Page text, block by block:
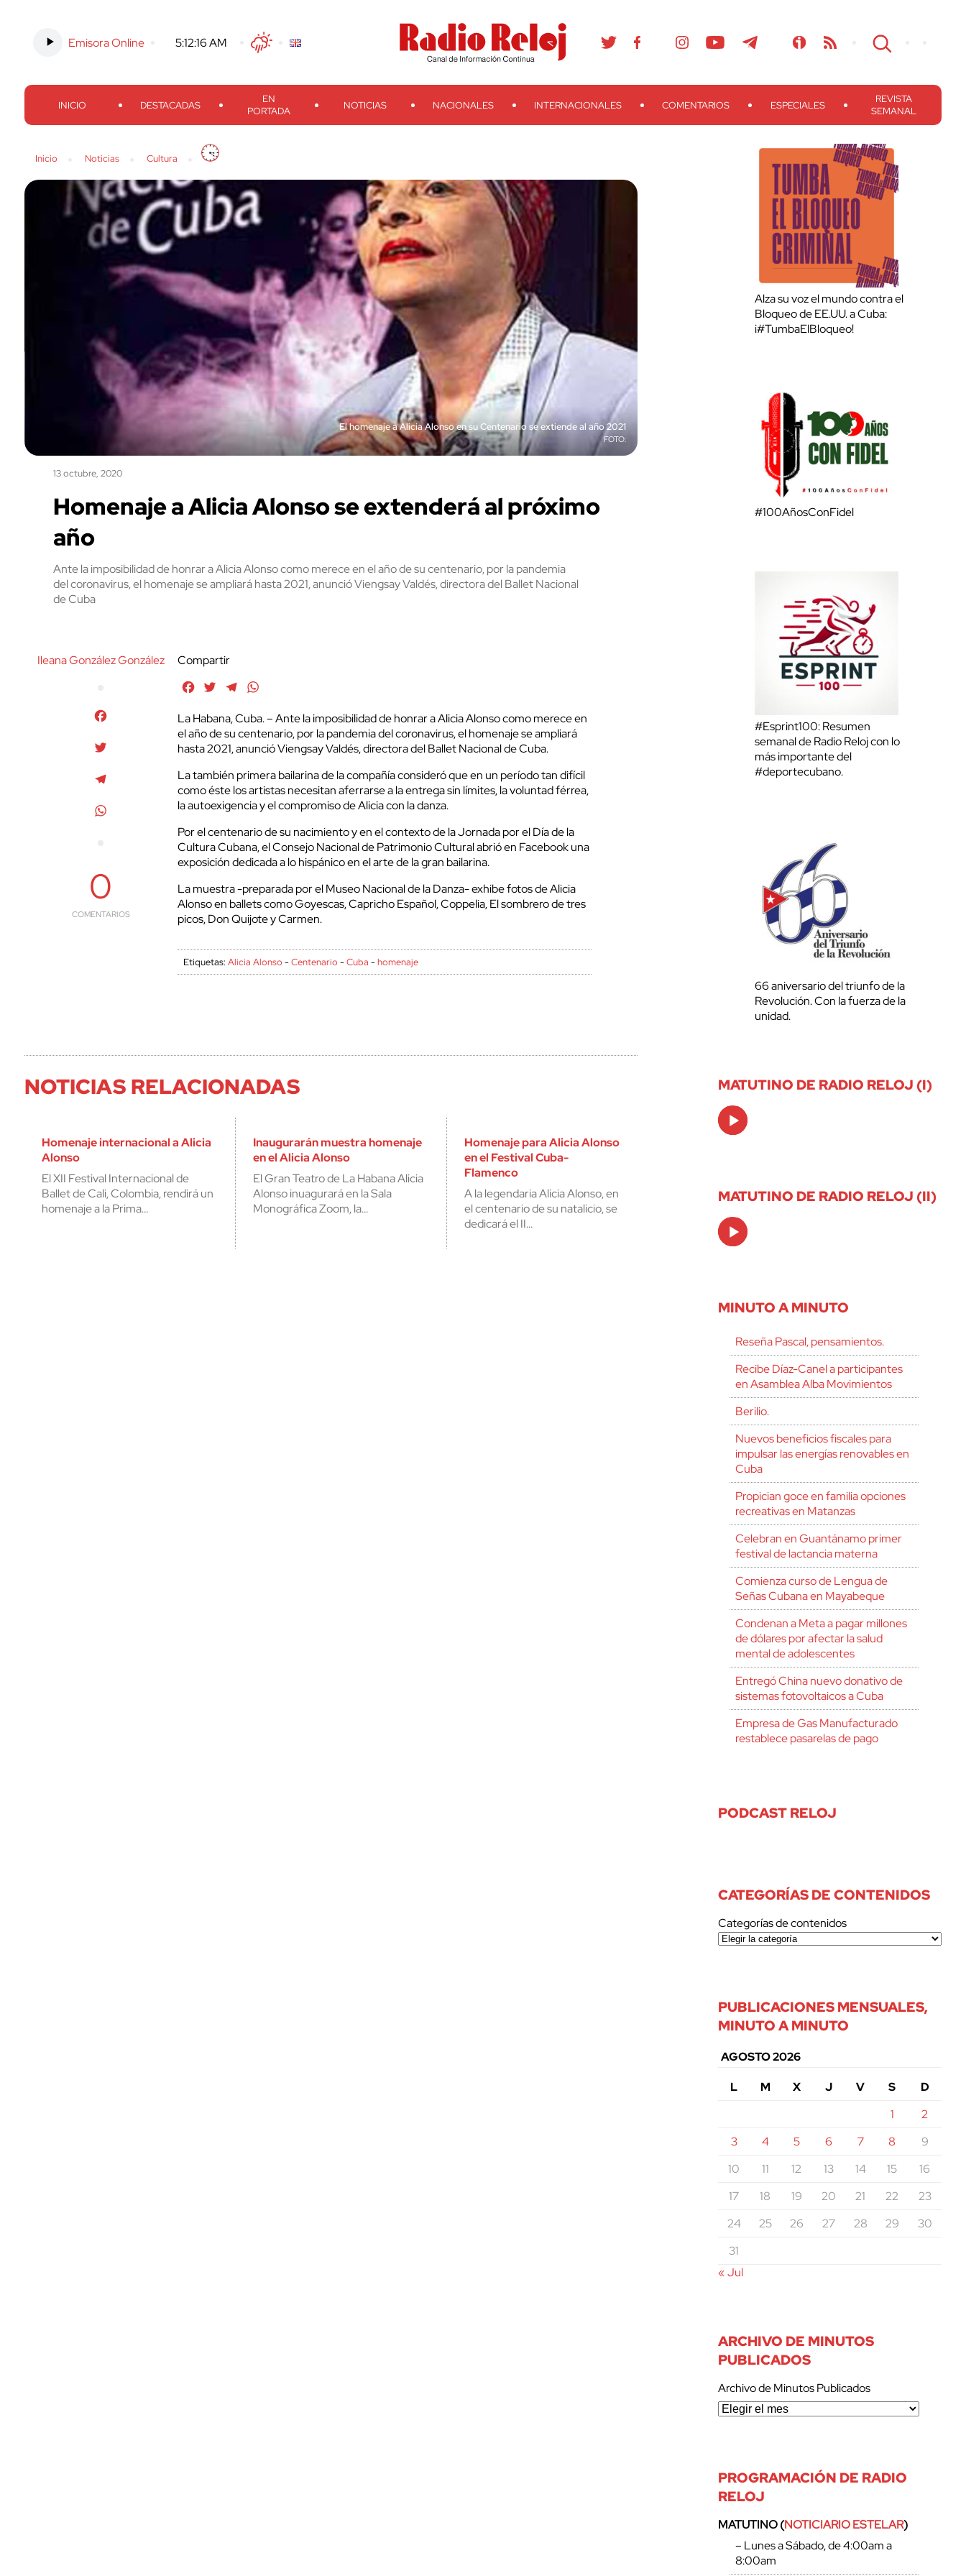
Emisora Online -5:12:17 AM TwitterFacebook
Threads
Instagram TelegramTeveo Ivoox RSS Search
INICIO DESTACADAS
EN
PORTADA
NOTICIAS NACIONALES INTERNACIONALES COMENTARIOS ESPECIALES
REVISTA
SEMANAL
Inicio Noticias Cultura
El homenaje a Alicia Alonso en su Centenario se extiende al año 2021
13 octubre, 2020
Homenaje a Alicia Alonso se extenderá al próximo
año
Ante la imposibilidad de honrar a Alicia Alonso como merece en el año de su centenario, por la pandemia
del coronavirus, el homenaje se ampliará hasta 2021, anunció Viengsay Valdés, directora del Ballet Nacional
de Cuba
Ileana González González
0
COMENTARIOS
Compartir
FacebookTwitterTelegram
La Habana, Cuba. – Ante la imposibilidad de honrar a Alicia Alonso como merece en
el año de su centenario, por la pandemia del coronavirus, el homenaje se ampliará
hasta 2021, anunció Viengsay Valdés, directora del Ballet Nacional de Cuba.
La también primera bailarina de la compañía consideró que en un período tan difícil
como éste los artistas necesitan aferrarse a la entrega sin límites, la voluntad férrea,
la autoexigencia y el compromiso de Alicia con la danza.
Por el centenario de su nacimiento y en el contexto de la Jornada por el Día de la
Cultura Cubana, el Consejo Nacional de Patrimonio Cultural abrió en Facebook una
exposición dedicada a lo hispánico en el arte de la gran bailarina.
La muestra -preparada por el Museo Nacional de la Danza- exhibe fotos de Alicia
Alonso en ballets como Goyescas, Capricho Español, Coppelia, El sombrero de tres
picos, Don Quijote y Carmen.
Etiquetas:Alicia Alonso -Centenario -Cuba -homenaje
NOTICIAS RELACIONADAS
Homenaje internacional a Alicia
Alonso
El XII Festival Internacional de
Ballet de Cali, Colombia, rendirá un
homenaje a la Prima…
Inaugurarán muestra homenaje
en el Alicia Alonso
El Gran Teatro de La Habana Alicia
Alonso inuagurará en la Sala
Monográfica Zoom, la…
Homenaje para Alicia Alonso
en el Festival Cuba-
Flamenco
A la legendaria Alicia Alonso, en
el centenario de su natalicio, se
dedicará el II…
Alza su voz el mundo contra el
Bloqueo de EE.UU. a Cuba:
¡#TumbaElBloqueo!
#100AñosConFidel
#Esprint100: Resumen
semanal de Radio Reloj con lo
más importante del
#deportecubano.
66 aniversario del triunfo de la
Revolución. Con la fuerza de la
unidad.
MATUTINO DE RADIO RELOJ (I)
Audio
Player
MATUTINO DE RADIO RELOJ (II)
Audio
Player
MINUTO A MINUTO
Reseña Pascal, pensamientos.
Recibe Díaz-Canel a participantes
en Asamblea Alba Movimientos
Berilio.
Nuevos beneficios fiscales para
impulsar las energías renovables en
Cuba
Propician goce en familia opciones
recreativas en Matanzas
Celebran en Guantánamo primer
festival de lactancia materna
Comienza curso de Lengua de
Señas Cubana en Mayabeque
Condenan a Meta a pagar millones
de dólares por afectar la salud
mental de adolescentes
Entregó China nuevo donativo de
sistemas fotovoltaicos a Cuba
Empresa de Gas Manufacturado
restablece pasarelas de pago
PODCAST RELOJ
CATEGORÍAS DE CONTENIDOS
Categorías de contenidos
PUBLICACIONES MENSUALES,
MINUTO A MINUTO
AGOSTO 2026
L
M X J V S
D
1
2
3
4 5 6 7 8
9
10
11 12 13 14 15
16
17
18 19 20 21 22
23
24
25 26 27 28 29
30
31
« Jul
ARCHIVO DE MINUTOS
PUBLICADOS
Archivo de Minutos Publicados
PROGRAMACIÓN DE RADIO
RELOJ
MATUTINO (NOTICIARIO ESTELAR)
– Lunes a Sábado, de 4:00am a
8:00am